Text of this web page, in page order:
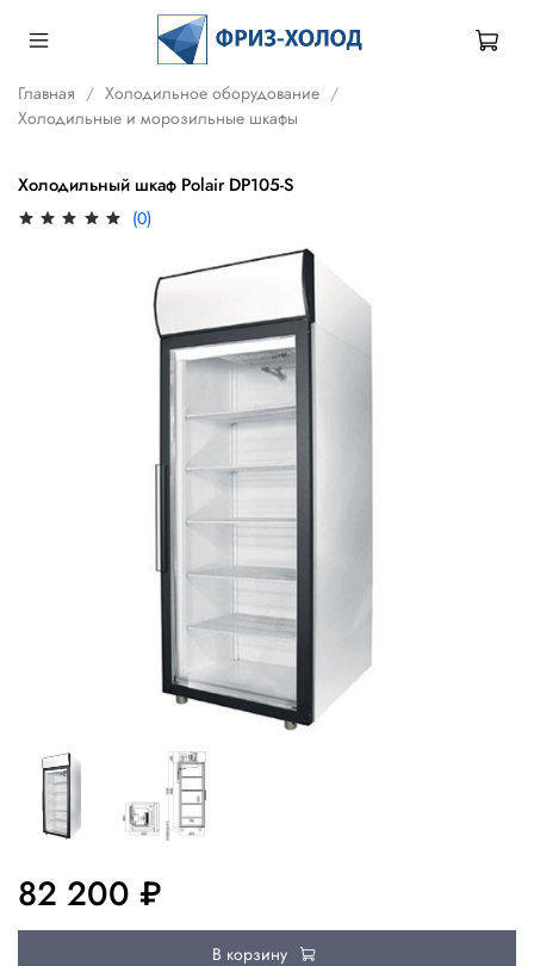
Главная
Холодильное оборудование
Холодильные и морозильные шкафы
Холодильный шкаф Polair DP105-S
(0)
82 200 ₽
В корзину